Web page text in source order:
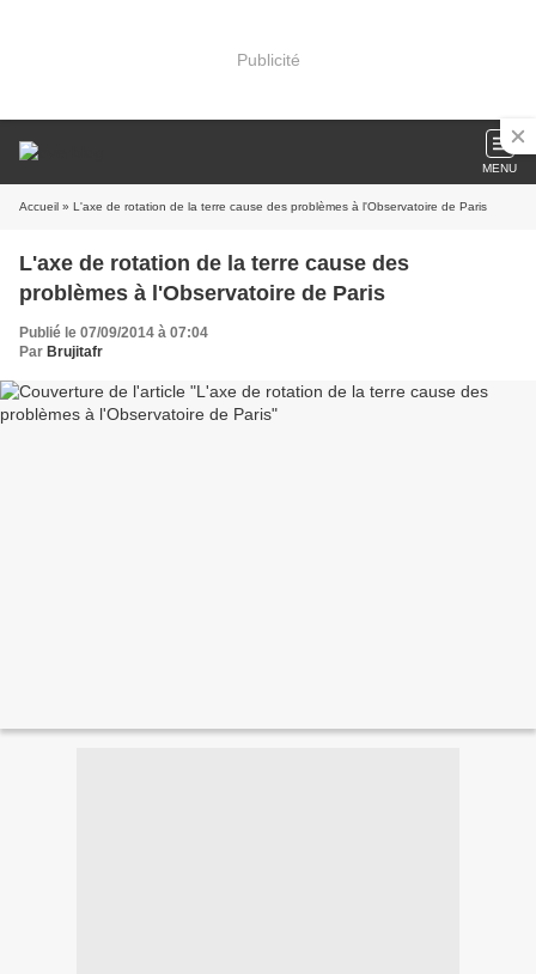
Publicité
MENU
Accueil » L'axe de rotation de la terre cause des problèmes à l'Observatoire de Paris
L'axe de rotation de la terre cause des
problèmes à l'Observatoire de Paris
Publié le 07/09/2014 à 07:04
Par Brujitafr